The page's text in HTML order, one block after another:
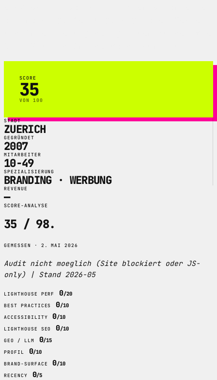
SCORE
35
VON 100
STADT
ZUERICH
GEGRÜNDET
2007
MITARBEITER
10-49
SPEZIALISIERUNG
BRANDING · WERBUNG
REVENUE
—
SCORE-ANALYSE
35 / 98.
GEMESSEN · 2. MAI 2026
Audit nicht moeglich (Site blockiert oder JS-
only) | Stand 2026-05
LIGHTHOUSE PERF 0/20
BEST PRACTICES 0/10
ACCESSIBILITY 0/10
LIGHTHOUSE SEO 0/10
GEO / LLM 0/15
PROFIL 0/10
BRAND-SURFACE 0/10
RECENCY 0/5